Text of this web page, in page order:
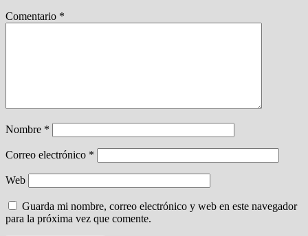
Comentario *
Nombre *
Correo electrónico *
Web
Guarda mi nombre, correo electrónico y web en este navegador
para la próxima vez que comente.